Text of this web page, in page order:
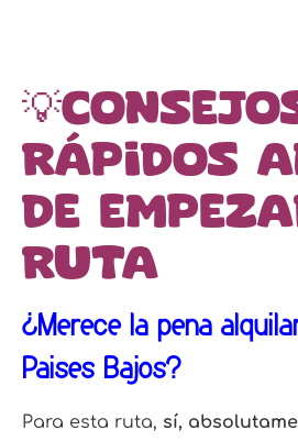
rápidos
de
ruta
¿Merece la pena
Países Bajos?
Para esta ruta, sí,